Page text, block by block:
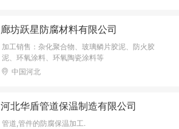
廊坊跃星防腐材料有限公司
加工销售：杂化聚合物、玻璃鳞片胶泥、防火胶
泥、环氧涂料、环氧陶瓷涂料等
中国河北
河北华盾管道保温制造有限公司
管道,管件的防腐保温加工.